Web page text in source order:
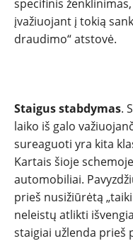
specifinis
įvažiuojant į tokią
draudimo“ atstovė.
Staigus stabdymas.
laiko iš galo
sureaguoti yra kita
Kartais šioje
automobiliai.
prieš nusižiūrėtą
neleistų atlikti
staigiai užlenda prieš